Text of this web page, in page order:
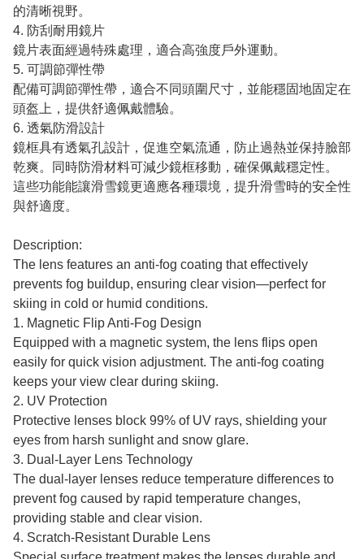
的清晰視野。
4. 防刮耐用鏡片
鏡片表面經過特殊處理，適合高強度戶外運動。
5. 可調節彈性帶
配備可調節彈性帶，適合不同頭圍尺寸，並能穩固地固定在
頭盔上，提供舒適佩戴體驗。
6. 透氣防滑設計
鏡框具有透氣孔設計，促進空氣流通，防止過熱並保持臉部
乾爽。同時防滑材料可減少鏡框移動，確保佩戴穩定性。
這些功能能讓滑雪鏡更適應各種環境，提升滑雪時的安全性
與舒適度。
Description:
The lens features an anti-fog coating that effectively
prevents fog buildup, ensuring clear vision—perfect for
skiing in cold or humid conditions.
1. Magnetic Flip Anti-Fog Design
Equipped with a magnetic system, the lens flips open
easily for quick vision adjustment. The anti-fog coating
keeps your view clear during skiing.
2. UV Protection
Protective lenses block 99% of UV rays, shielding your
eyes from harsh sunlight and snow glare.
3. Dual-Layer Lens Technology
The dual-layer lenses reduce temperature differences to
prevent fog caused by rapid temperature changes,
providing stable and clear vision.
4. Scratch-Resistant Durable Lens